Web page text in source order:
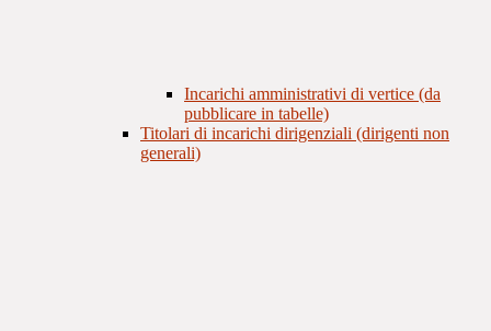
Incarichi amministrativi di vertice (da
pubblicare in tabelle)
Titolari di incarichi dirigenziali (dirigenti non
generali)